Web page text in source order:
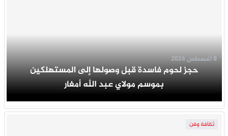
حجز لحوم فاسدة قبل وصولها إلى المستهلكين
بموسم مولاي عبد الله أمغار
8 أغسطس 2026
ثقافة وفن